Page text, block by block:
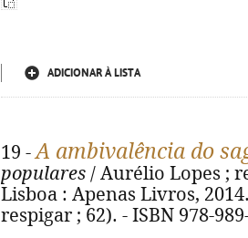
ADICIONAR À LISTA
19 -A ambivalência do
populares / Aurélio Lopes ;
Lisboa : Apenas Livros,
respigar ; 62). - ISBN 978-